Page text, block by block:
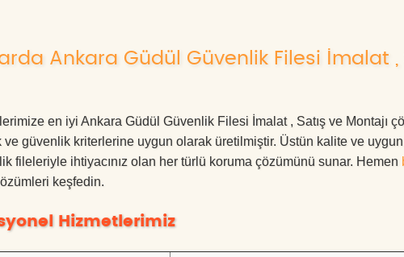
Ankara Güdül Güvenlik Filesi İmalat ,
en iyi Ankara Güdül Güvenlik Filesi İmalat , Satış ve Montajı
ve güvenlik kriterlerine uygun olarak üretilmiştir. Üstün kalite ve
fileleriyle ihtiyacınız olan her türlü koruma çözümünü sunar. Hemen
keşfedin.
Hizmetlerimiz